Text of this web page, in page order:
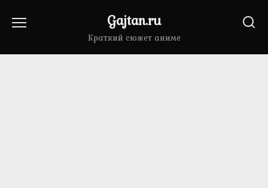
Gajtan.ru
Краткий сюжет аниме